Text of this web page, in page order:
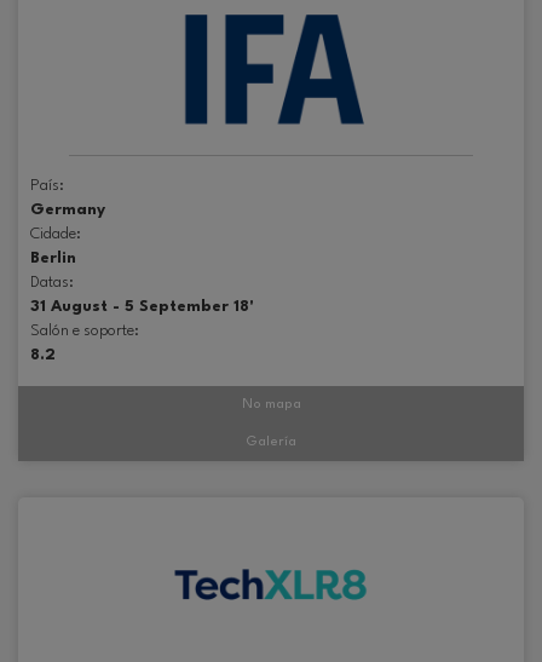
País:
Germany
Cidade:
Berlin
Datas:
31 August - 5 September 18'
Salón e soporte:
8.2
No mapa
Galería